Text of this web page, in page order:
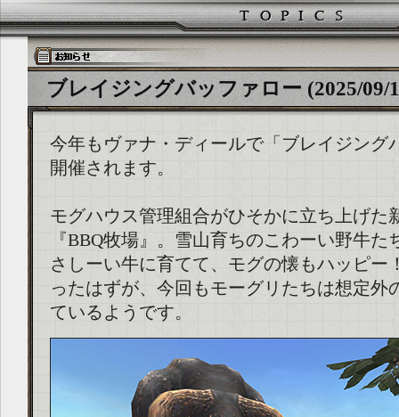
ブレイジングバッファロー (2025/09/
今年もヴァナ・ディールで「ブレイジング
開催されます。
モグハウス管理組合がひそかに立ち上げた
『BBQ牧場』。雪山育ちのこわーい野牛た
さしーい牛に育てて、モグの懐もハッピ
ったはずが、今回もモーグリたちは想定外
ているようです。